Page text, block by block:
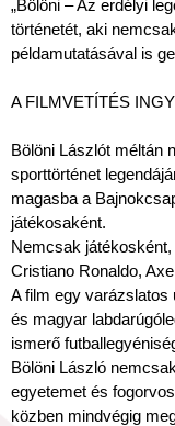
„Bölöni – Az erdélyi
történetét, aki
példamutatásával is
A FILMVETÍTÉS
Bölöni Lászlót méltán
sporttörténet
magasba a
játékosaként.
Nemcsak
Cristiano Ronaldo,
A film egy
és magyar
ismerő
Bölöni László
egyetemet és
közben mindvégig